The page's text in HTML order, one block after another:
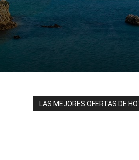
LAS MEJORES OFERTAS DE